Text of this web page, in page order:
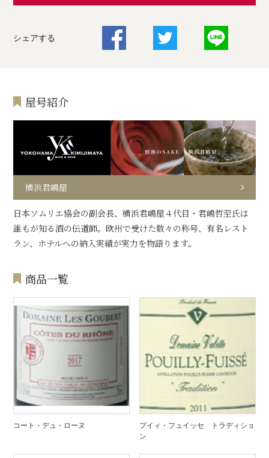
シェアする
屋号紹介
横浜君嶋屋
日本ソムリエ協会の副会長、横浜君嶋屋４代目・君嶋哲至氏は
誰もが知る酒の伝道師。欧州で受けた数々の称号、有名レスト
ラン、ホテルへの納入実績が実力を物語ります。
商品一覧
コート・デュ・ローヌ
プイィ・フュイッセ トラディショ
ン